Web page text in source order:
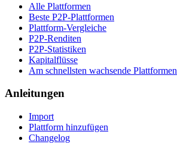
Alle Plattformen
Beste P2P-Plattformen
Plattform-Vergleiche
P2P-Renditen
P2P-Statistiken
Kapitalflüsse
Am schnellsten wachsende Plattformen
Anleitungen
Import
Plattform hinzufügen
Changelog